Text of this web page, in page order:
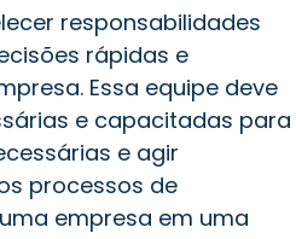
responsabilidades
rápidas e
Essa equipe deve
e capacitadas para
e agir
processos de
empresa em uma